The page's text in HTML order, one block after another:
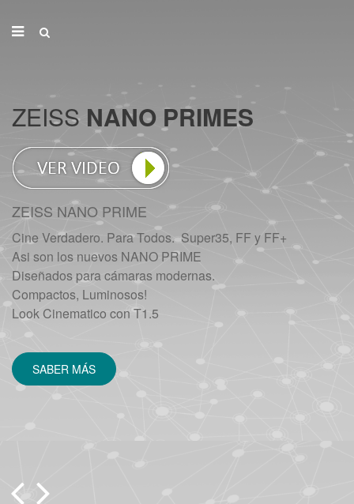
ZEISS NANO PRIMES
ZEISS NANO PRIME
Cine Verdadero. Para Todos. Super35, FF y FF+
Asi son los nuevos NANO PRIME
Diseñados para cámaras modernas.
Compactos, Luminosos!
Look Cinematico con T1.5
SABER MÁS